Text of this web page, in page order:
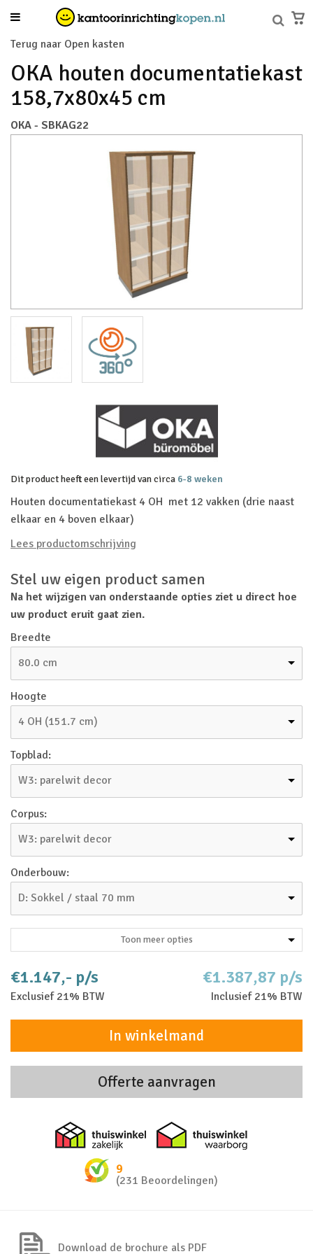
Terug naar Open kasten
OKA houten documentatiekast
158,7x80x45 cm
OKA - SBKAG22
Dit product heeft een levertijd van circa 6-8 weken
Houten documentatiekast 4 OH met 12 vakken (drie naast
elkaar en 4 boven elkaar)
Lees productomschrijving
Stel uw eigen product samen
Na het wijzigen van onderstaande opties ziet u direct hoe
uw product eruit gaat zien.
Breedte
80.0 cm
Hoogte
4 OH (151.7 cm)
Topblad:
W3: parelwit decor
Corpus:
W3: parelwit decor
Onderbouw:
D: Sokkel / staal 70 mm
Toon meer opties
€1.147,- p/s
Exclusief 21% BTW
€1.387,87 p/s
Inclusief 21% BTW
In winkelmand
Offerte aanvragen
Thuiswinkel zakelijk
9
(231 Beoordelingen)
Download de brochure als PDF